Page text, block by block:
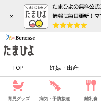
×
TOP 妊娠・出産
育児グッズ 病気・予防接種 離乳食